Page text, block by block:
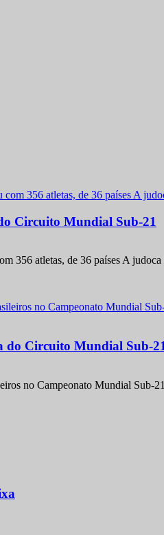
Circuito Mundial Sub-21
356 atletas, de 36 países A
do Circuito Mundial Sub-21
no Campeonato Mundial